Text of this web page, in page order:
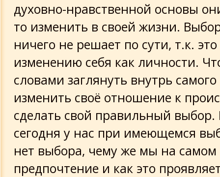
духовно-нравственной основы
то изменить в своей жизни.
ничего не решает по сути, т.к.
изменению себя как личности.
словами заглянуть внутрь
изменить своё отношение к
сделать свой правильный
сегодня у нас при имеющемся
нет выбора, чему же мы на самом
предпочтение и как это